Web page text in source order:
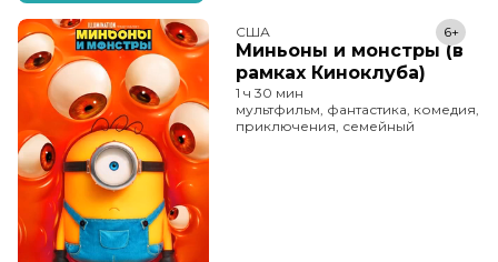
США
Миньоны и монстры (в
рамках Киноклуба)
6+
1 ч 30 мин
мультфильм, фантастика, комедия,
приключения, семейный